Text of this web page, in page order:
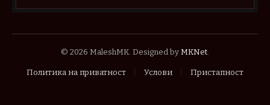
© 2026 MaleshMK. Designed by MKNet
Политика на приватност Услови Пристапност